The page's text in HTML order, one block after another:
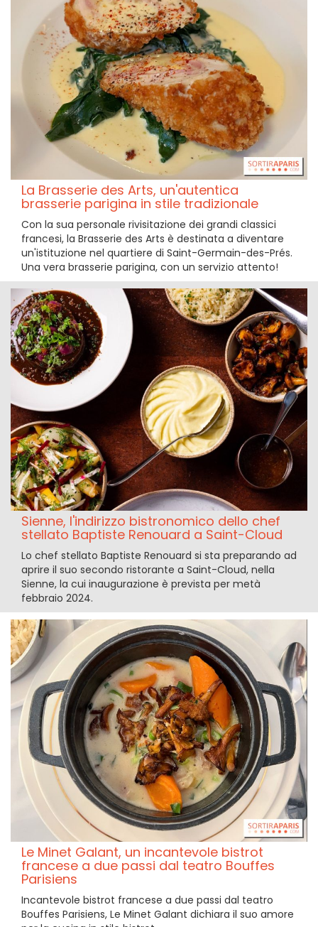
La Brasserie des Arts, un'autentica
brasserie parigina in stile tradizionale
Con la sua personale rivisitazione dei grandi classici
francesi, la Brasserie des Arts è destinata a diventare
un'istituzione nel quartiere di Saint-Germain-des-Prés.
Una vera brasserie parigina, con un servizio attento!
Sienne, l'indirizzo bistronomico dello chef
stellato Baptiste Renouard a Saint-Cloud
Lo chef stellato Baptiste Renouard si sta preparando ad
aprire il suo secondo ristorante a Saint-Cloud, nella
Sienne, la cui inaugurazione è prevista per metà
febbraio 2024.
Le Minet Galant, un incantevole bistrot
francese a due passi dal teatro Bouffes
Parisiens
Incantevole bistrot francese a due passi dal teatro
Bouffes Parisiens, Le Minet Galant dichiara il suo amore